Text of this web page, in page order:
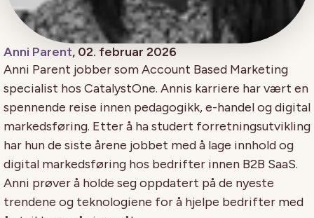
Anni Parent, 02. februar 2026
Anni Parent jobber som Account Based Marketing
specialist hos CatalystOne. Annis karriere har vært en
spennende reise innen pedagogikk, e-handel og digital
markedsføring. Etter å ha studert forretningsutvikling
har hun de siste årene jobbet med å lage innhold og
digital markedsføring hos bedrifter innen B2B SaaS.
Anni prøver å holde seg oppdatert på de nyeste
trendene og teknologiene for å hjelpe bedrifter med